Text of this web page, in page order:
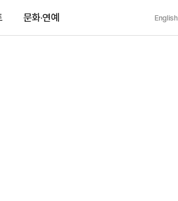
문화·연예 English